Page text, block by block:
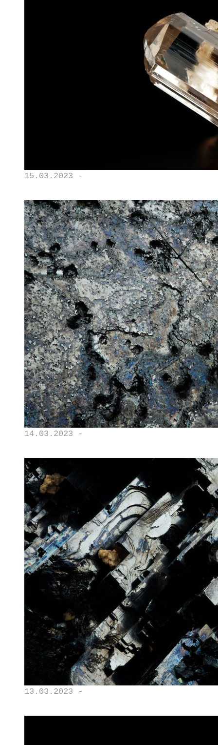
15.03.2023 -
14.03.2023 -
13.03.2023 -